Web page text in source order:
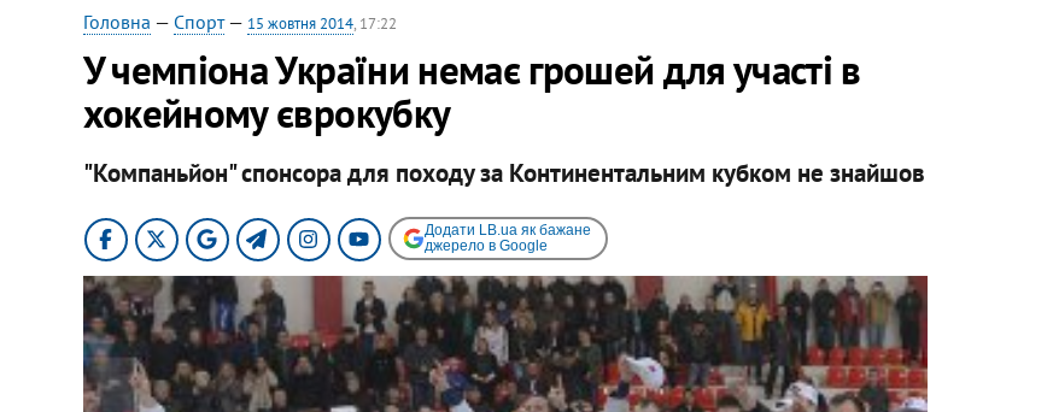
Головна — Спорт— 15 жовтня 2014, 17:22
У чемпіона України немає грошей для участі в
хокейному єврокубку
"Компаньйон" спонсора для походу за Континентальним кубком не знайшов
Додати LB.ua як бажане
джерело в Google